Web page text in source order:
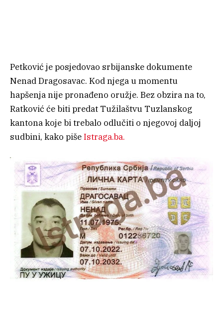
Petković je posjedovao srbijanske dokumente
Nenad Dragosavac. Kod njega u momentu
hapšenja nije pronađeno oružje. Bez obzira na to,
Ratković će biti predat Tužilaštvu Tuzlanskog
kantona koje bi trebalo odlučiti o njegovoj daljoj
sudbini, kako pišeIstraga.ba.